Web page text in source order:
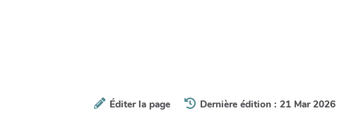
Éditer la page Dernière édition : 21 Mar 2026